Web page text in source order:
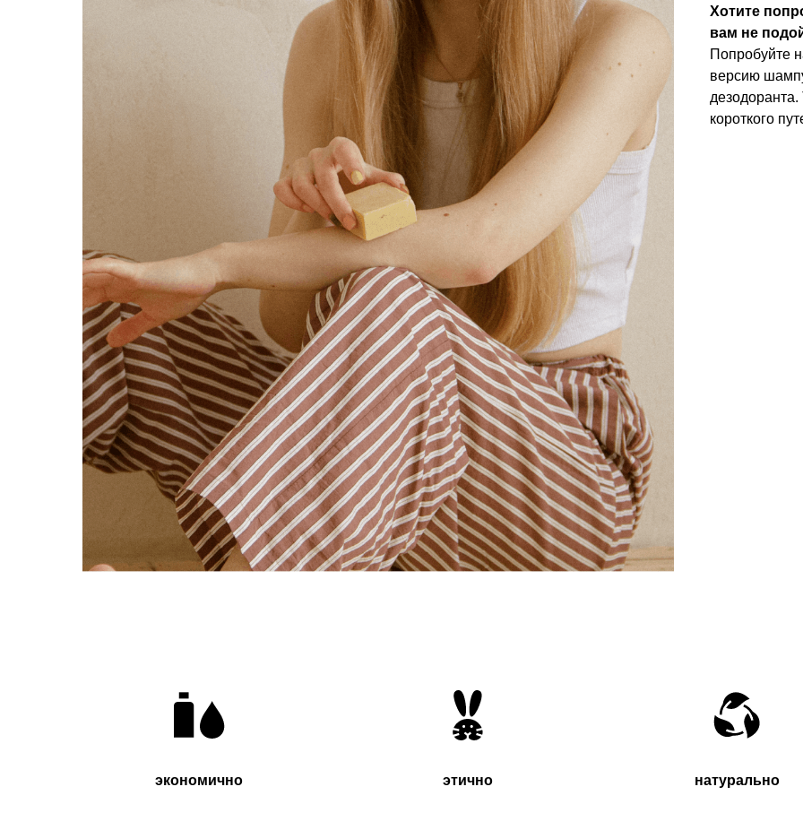
Хотите
вам не
Попробуйте
версию
короткого
экономично этично натурально